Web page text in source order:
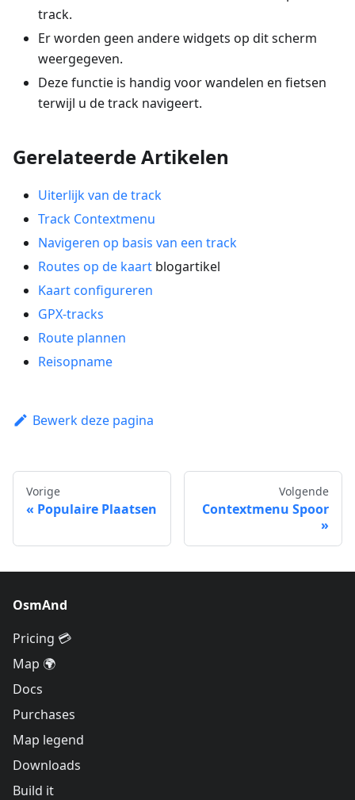
track.
Er worden geen andere widgets op dit scherm
weergegeven.
Deze functie is handig voor wandelen en fietsen
terwijl u de track navigeert.
Gerelateerde Artikelen
Uiterlijk van de track
Track Contextmenu
Navigeren op basis van een track
Routes op de kaart blogartikel
Kaart configureren
GPX-tracks
Route plannen
Reisopname
Bewerk deze pagina
Vorige
Populaire Plaatsen
Volgende
Contextmenu Spoor
OsmAnd
Pricing 💳
Map 🌍
Docs
Purchases
Map legend
Downloads
Build it